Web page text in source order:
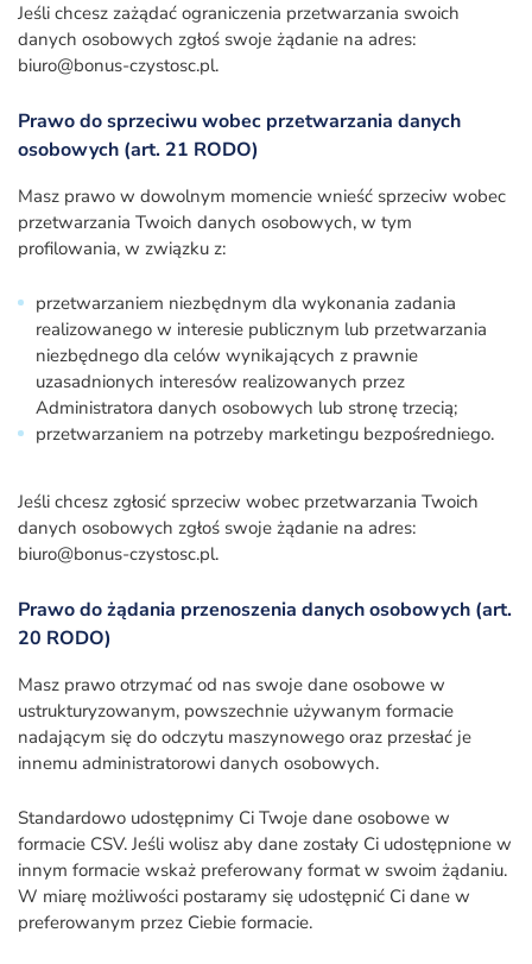
Jeśli chcesz zażądać ograniczenia przetwarzania swoich
danych osobowych zgłoś swoje żądanie na adres:
biuro@bonus-czystosc.pl.
Prawo do sprzeciwu wobec przetwarzania danych
osobowych (art. 21 RODO)
Masz prawo w dowolnym momencie wnieść sprzeciw wobec
przetwarzania Twoich danych osobowych, w tym
profilowania, w związku z:
przetwarzaniem niezbędnym dla wykonania zadania
realizowanego w interesie publicznym lub przetwarzania
niezbędnego dla celów wynikających z prawnie
uzasadnionych interesów realizowanych przez
Administratora danych osobowych lub stronę trzecią;
przetwarzaniem na potrzeby marketingu bezpośredniego.
Jeśli chcesz zgłosić sprzeciw wobec przetwarzania Twoich
danych osobowych zgłoś swoje żądanie na adres:
biuro@bonus-czystosc.pl.
Prawo do żądania przenoszenia danych osobowych (art.
20 RODO)
Masz prawo otrzymać od nas swoje dane osobowe w
ustrukturyzowanym, powszechnie używanym formacie
nadającym się do odczytu maszynowego oraz przesłać je
innemu administratorowi danych osobowych.
Standardowo udostępnimy Ci Twoje dane osobowe w
formacie CSV. Jeśli wolisz aby dane zostały Ci udostępnione w
innym formacie wskaż preferowany format w swoim żądaniu.
W miarę możliwości postaramy się udostępnić Ci dane w
preferowanym przez Ciebie formacie.